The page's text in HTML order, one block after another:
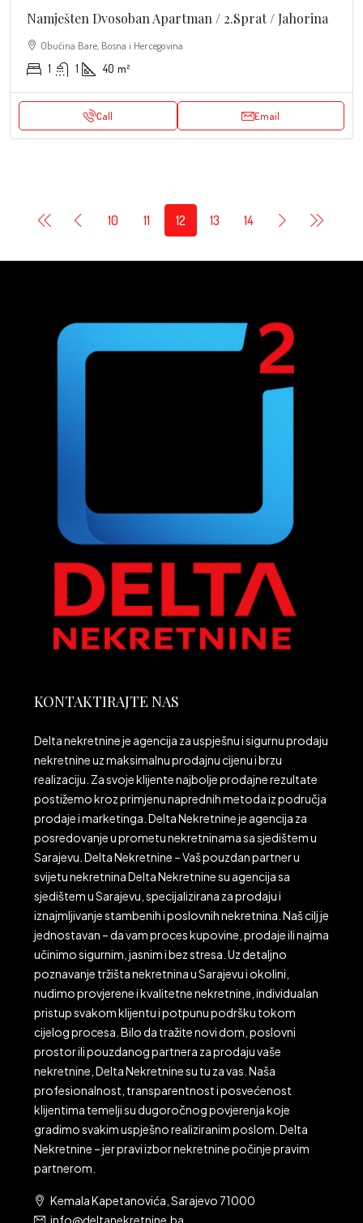
Namješten Dvosoban Apartman / 2.sprat / Jahorina
Obućina Bare, Bosna i Hercegovina
1 1 40 m²
Call Email
10 11 12 13 14
KONTAKTIRAJTE NAS
Delta nekretnine je agencija za uspješnu i sigurnu prodaju
nekretnine uz maksimalnu prodajnu cijenu i brzu
realizaciju. Za svoje klijente najbolje prodajne rezultate
postižemo kroz primjenu naprednih metoda iz područja
prodaje i marketinga. Delta Nekretnine je agencija za
posredovanje u prometu nekretninama sa sjedištem u
Sarajevu. Delta Nekretnine – Vaš pouzdan partner u
svijetu nekretnina Delta Nekretnine su agencija sa
sjedištem u Sarajevu, specijalizirana za prodaju i
iznajmljivanje stambenih i poslovnih nekretnina. Naš cilj je
jednostavan – da vam proces kupovine, prodaje ili najma
učinimo sigurnim, jasnim i bez stresa. Uz detaljno
poznavanje tržišta nekretnina u Sarajevu i okolini,
nudimo provjerene i kvalitetne nekretnine, individualan
pristup svakom klijentu i potpunu podršku tokom
cijelog procesa. Bilo da tražite novi dom, poslovni
prostor ili pouzdanog partnera za prodaju vaše
nekretnine, Delta Nekretnine su tu za vas. Naša
profesionalnost, transparentnost i posvećenost
klijentima temelji su dugoročnog povjerenja koje
gradimo svakim uspješno realiziranim poslom. Delta
Nekretnine – jer pravi izbor nekretnine počinje pravim
partnerom.
Kemala Kapetanovića, Sarajevo 71000
info@deltanekretnine.ba